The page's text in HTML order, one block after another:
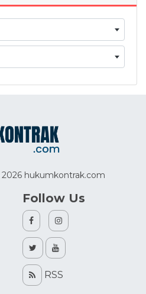
hukumkontrak.com
Follow Us
RSS